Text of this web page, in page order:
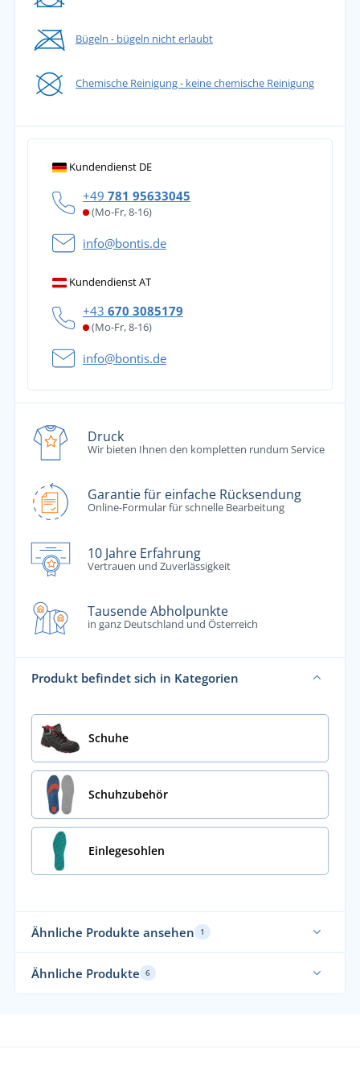
Bügeln - bügeln nicht erlaubt
Chemische Reinigung - keine chemische Reinigung
Kundendienst DE
+49 781 95633045
(Mo-Fr, 8-16)
info@bontis.de
Kundendienst AT
+43 670 3085179
(Mo-Fr, 8-16)
info@bontis.de
Druck
Wir bieten Ihnen den kompletten rundum Service
Garantie für einfache Rücksendung
Online-Formular für schnelle Bearbeitung
10 Jahre Erfahrung
Vertrauen und Zuverlässigkeit
Tausende Abholpunkte
in ganz Deutschland und Österreich
Produkt befindet sich in Kategorien
Schuhe
Schuhzubehör
Einlegesohlen
Ähnliche Produkte ansehen 1
Ähnliche Produkte 6